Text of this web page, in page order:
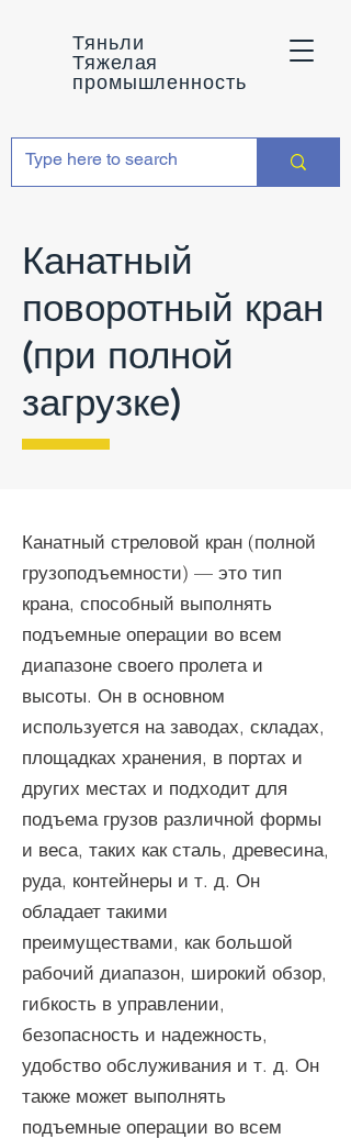
Тяньли
Тяжелая
промышленность
Канатный
поворотный кран
(при полной
загрузке)
Канатный стреловой кран (полной
грузоподъемности) — это тип
крана, способный выполнять
подъемные операции во всем
диапазоне своего пролета и
высоты. Он в основном
используется на заводах, складах,
площадках хранения, в портах и
других местах и подходит для
подъема грузов различной формы
и веса, таких как сталь, древесина,
руда, контейнеры и т. д. Он
обладает такими
преимуществами, как большой
рабочий диапазон, широкий обзор,
гибкость в управлении,
безопасность и надежность,
удобство обслуживания и т. д. Он
также может выполнять
подъемные операции во всем